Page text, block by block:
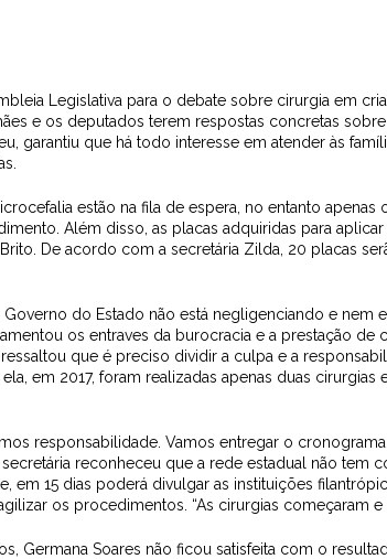
Legislativa para o debate sobre cirurgia em
e os deputados terem respostas concretas
garantiu que há todo interesse em atender às
estão na fila de espera, no entanto apenas
Além disso, as placas adquiridas para aplicar
De acordo com a secretária Zilda, 20 placas
Governo do Estado não está negligenciando e nem
os entraves da burocracia e a prestação de
que é preciso dividir a culpa e a
em 2017, foram realizadas apenas duas cirurgias
responsabilidade. Vamos entregar o cronograma
reconheceu que a rede estadual não tem
em 15 dias poderá divulgar as instituições
os procedimentos. “As cirurgias começaram e
Germana Soares não ficou satisfeita com o